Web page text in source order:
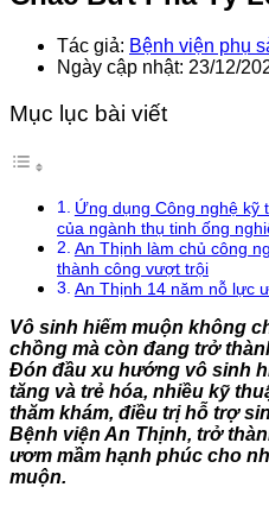
Tác giả: Bệnh viện phụ
Ngày cập nhật: 23/12/
Mục lục bài viết
Ứng dụng Công nghệ kỹ
của ngành thụ tinh ống
An Thịnh làm chủ công
thành công vượt trội
An Thịnh 14 năm nỗ lực
Vô sinh hiếm muộn không
chồng mà còn đang trở
Đón đầu xu hướng vô sinh
tăng và trẻ hóa, nhiều kỹ
thăm khám, điều trị hỗ trợ
Bệnh viện An Thịnh, trở
ươm mầm hạnh phúc cho
muộn.